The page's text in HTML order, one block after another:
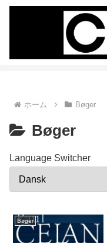
ホーム Bøger
Bøger
Language Switcher
Bøger